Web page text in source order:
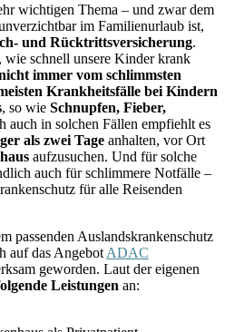
wichtigen Thema – und zwar dem
im Familienurlaub ist,
und Rücktrittsversicherung.
schnell unsere Kinder krank
immer vom schlimmsten
Krankheitsfälle bei Kindern
, so wie Schnupfen, Fieber,
auch in solchen Fällen empfiehlt es
als zwei Tage anhalten, vor Ort
aufzusuchen. Und für solche
auch für schlimmere Notfälle –
für alle Reisenden
passenden Auslandskrankenschutz
auf das Angebot ADAC
geworden. Laut der eigenen
Leistungen an: